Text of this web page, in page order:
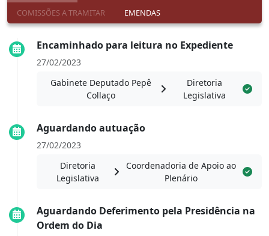
COMISSÕES A TRAMITAR
EMENDAS
Encaminhado para leitura no Expediente
27/02/2023
Gabinete Deputado Pepê
Collaço
Diretoria
Legislativa
Aguardando autuação
27/02/2023
Diretoria
Legislativa
Coordenadoria de Apoio ao
Plenário
Aguardando Deferimento pela Presidência na
Ordem do Dia